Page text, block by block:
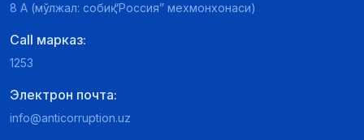
8 А (мўлжал: собиқ “Россия” мехмонхонаси)
Call марказ:
1253
Электрон почта:
info@anticorruption.uz